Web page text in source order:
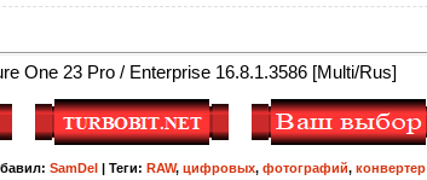
One 23 Pro / Enterprise 16.8.1.3586 [Multi/Rus]
: SamDel Теги: RAW, цифровых, фотографий, конвертер